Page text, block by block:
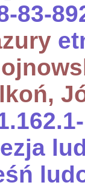
83-